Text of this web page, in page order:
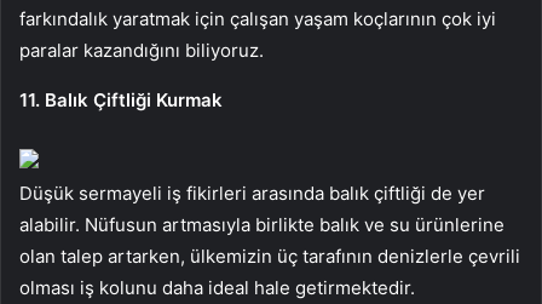
farkındalık yaratmak için çalışan yaşam koçlarının çok iyi
paralar kazandığını biliyoruz.
11. Balık Çiftliği Kurmak
Düşük sermayeli iş fikirleri arasında balık çiftliği de yer
alabilir. Nüfusun artmasıyla birlikte balık ve su ürünlerine
olan talep artarken, ülkemizin üç tarafının denizlerle çevrili
olması iş kolunu daha ideal hale getirmektedir.